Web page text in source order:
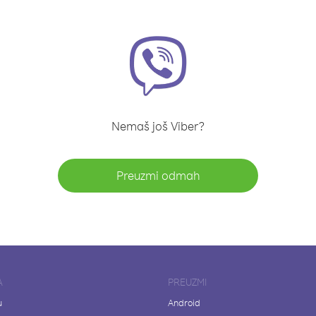
Nemaš još Viber?
Preuzmi odmah
PREUZMI
Android